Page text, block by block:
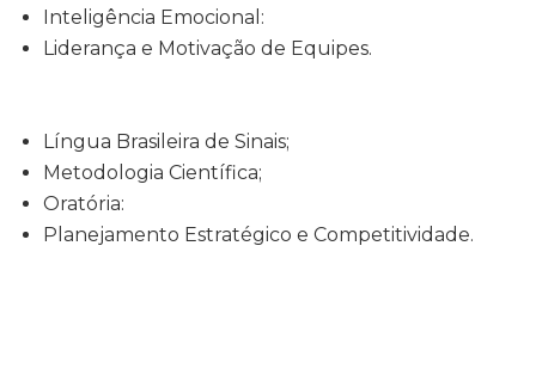
Inteligência Emocional:
Liderança e Motivação de Equipes.
Língua Brasileira de Sinais;
Metodologia Científica;
Oratória:
Planejamento Estratégico e Competitividade.